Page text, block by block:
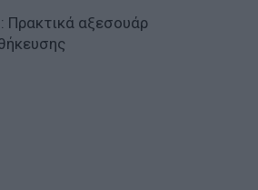
Πρακτικά αξεσουάρ